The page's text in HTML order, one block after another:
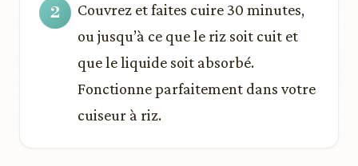
Couvrez et faites cuire 30 minutes,
ou jusqu’à ce que le riz soit cuit et
que le liquide soit absorbé.
Fonctionne parfaitement dans votre
cuiseur à riz.